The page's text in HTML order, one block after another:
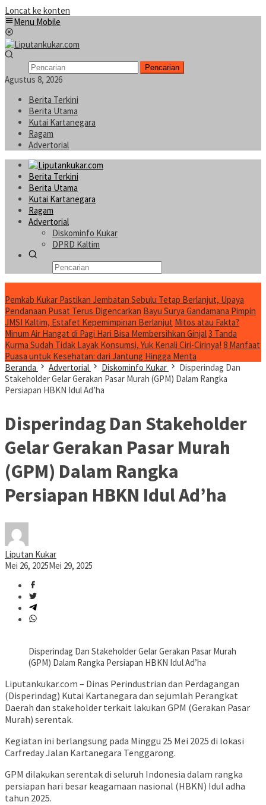
Loncat ke konten
Menu Mobile
Pencarian
Agustus 8, 2026
Berita Terkini
Berita Utama
Kutai Kartanegara
Ragam
Advertorial
Berita Terkini
Berita Utama
Kutai Kartanegara
Ragam
Advertorial
Diskominfo Kukar
DPRD Kaltim
Pemkab Kukar Pastikan Jembatan Sebulu Tetap Berlanjut, Upaya
Pendanaan Pusat Terus Digencarkan Bayu Surya Gandamana Pimpin
JMSI Kaltim, Estafet Kepemimpinan Berlanjut Mitos atau Fakta?
Minum Air Hangat di Pagi Hari Bisa Membersihkan Ginjal3 Tanda
Kurma Sudah Tidak Layak Konsumsi, Yuk Kenali Ciri-Cirinya! 8 Manfaat
Puasa untuk Kesehatan: dari Jantung Hingga Menta
Beranda
Advertorial Diskominfo Kukar
Disperindag Dan
Stakeholder Gelar Gerakan Pasar Murah (GPM) Dalam Rangka
Persiapan HBKN Idul Ad’ha
Disperindag Dan Stakeholder
Gelar Gerakan Pasar Murah
(GPM) Dalam Rangka
Persiapan HBKN Idul Ad’ha
Liputan Kukar
Mei 26, 2025Mei 29, 2025
Disperindag Dan Stakeholder Gelar Gerakan Pasar Murah
(GPM) Dalam Rangka Persiapan HBKN Idul Ad’ha
Liputankukar.com – Dinas Perindustrian dan Perdagangan
(Disperindag) Kutai Kartanegara dan sejumlah Perangkat
Daerah dan stakeholder terkait lakukan GPM (Gerakan Pasar
Murah) serentak.
Kegiatan ini berlangsung pada Minggu 25 Mei 2025 di lokasi
Carfreday Jalan Kartanegara Tenggarong.
GPM dilakukan serentak di seluruh Indonesia dalam rangka
persiapan hari besar keagamaan nasional (HBKN) Idul adha
tahun 2025.